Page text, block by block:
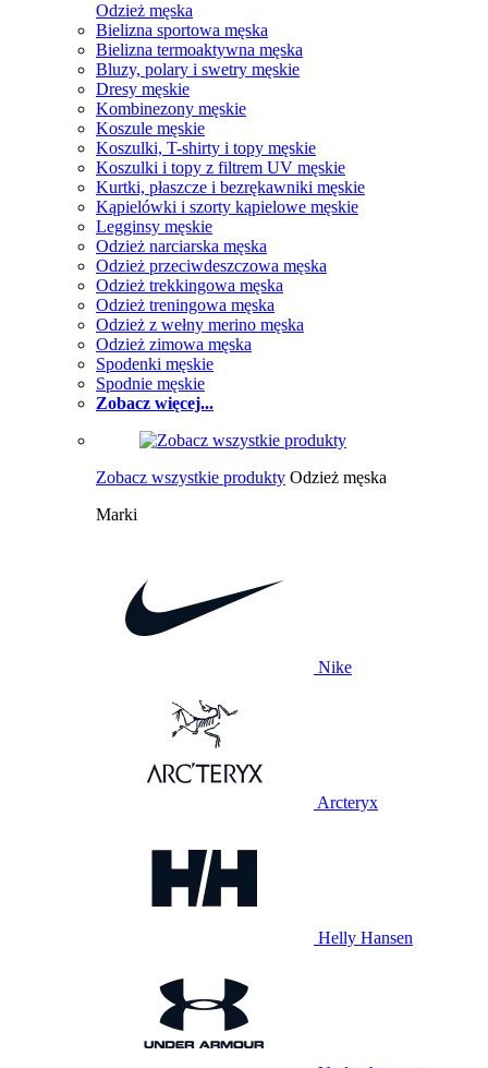
Odzież męska
Bielizna sportowa męska
Bielizna termoaktywna męska
Bluzy, polary i swetry męskie
Dresy męskie
Kombinezony męskie
Koszule męskie
Koszulki, T-shirty i topy męskie
Koszulki i topy z filtrem UV męskie
Kurtki, płaszcze i bezrękawniki męskie
Kąpielówki i szorty kąpielowe męskie
Legginsy męskie
Odzież narciarska męska
Odzież przeciwdeszczowa męska
Odzież trekkingowa męska
Odzież treningowa męska
Odzież z wełny merino męska
Odzież zimowa męska
Spodenki męskie
Spodnie męskie
Zobacz więcej...
Zobacz wszystkie produkty Odzież męska
Marki
Nike
Arcteryx
Helly Hansen